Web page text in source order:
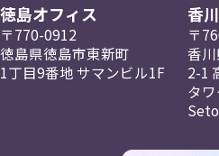
徳島オフィス
〒770-0912
徳島県徳島市東新町
1丁目9番地サマンビル1F
香
〒
香
2-1
タ